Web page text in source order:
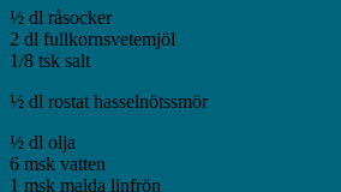
½ dl råsocker
2 dl fullkornsvetemjöl
1/8 tsk salt
½ dl rostat hasselnötssmör
½ dl olja
6 msk vatten
1 msk malda linfrön